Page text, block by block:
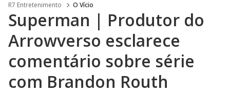
R7 Entretenimento O Vício
Superman | Produtor do
Arrowverso esclarece
comentário sobre série
com Brandon Routh